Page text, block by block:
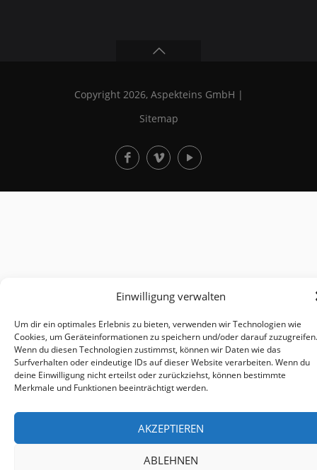
Einwilligung verwalten
Um dir ein optimales Erlebnis zu bieten, verwenden wir Technologien wie
Cookies, um Geräteinformationen zu speichern und/oder darauf zuzugreifen.
Wenn du diesen Technologien zustimmst, können wir Daten wie das
Surfverhalten oder eindeutige IDs auf dieser Website verarbeiten. Wenn du
deine Einwilligung nicht erteilst oder zurückziehst, können bestimmte
Merkmale und Funktionen beeinträchtigt werden.
AKZEPTIEREN
ABLEHNEN
Copyright 2026, Aspekteins GmbH |
Sitemap